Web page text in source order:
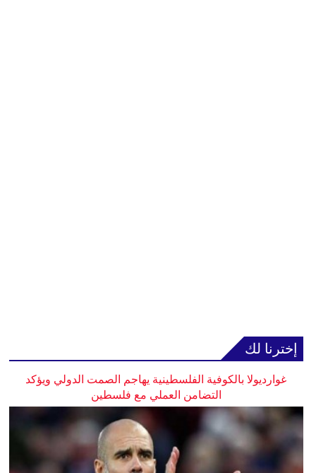
إخترنا لك
غوارديولا بالكوفية الفلسطينية يهاجم الصمت الدولي ويؤكد
التضامن العملي مع فلسطين